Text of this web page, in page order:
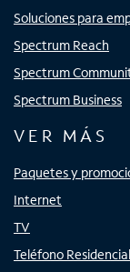
Soluciones para
Spectrum Reach
Spectrum
Spectrum Business
VER MÁS
Paquetes y
Internet
TV
Teléfono Residencial